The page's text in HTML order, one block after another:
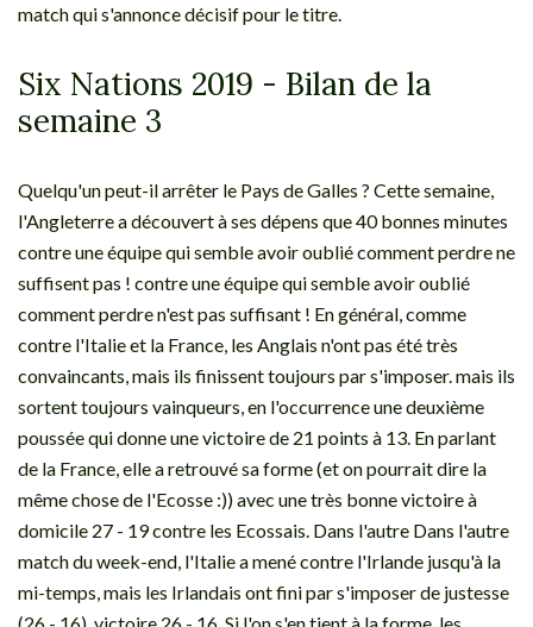
match qui s'annonce décisif pour le titre.
Six Nations 2019 - Bilan de la
semaine 3
Quelqu'un peut-il arrêter le Pays de Galles ? Cette semaine,
l'Angleterre a découvert à ses dépens que 40 bonnes minutes
contre une équipe qui semble avoir oublié comment perdre ne
suffisent pas ! contre une équipe qui semble avoir oublié
comment perdre n'est pas suffisant ! En général, comme
contre l'Italie et la France, les Anglais n'ont pas été très
convaincants, mais ils finissent toujours par s'imposer. mais ils
sortent toujours vainqueurs, en l'occurrence une deuxième
poussée qui donne une victoire de 21 points à 13. En parlant
de la France, elle a retrouvé sa forme (et on pourrait dire la
même chose de l'Ecosse :)) avec une très bonne victoire à
domicile 27 - 19 contre les Ecossais. Dans l'autre Dans l'autre
match du week-end, l'Italie a mené contre l'Irlande jusqu'à la
mi-temps, mais les Irlandais ont fini par s'imposer de justesse
(26 - 16). victoire 26 - 16. Si l'on s'en tient à la forme, les